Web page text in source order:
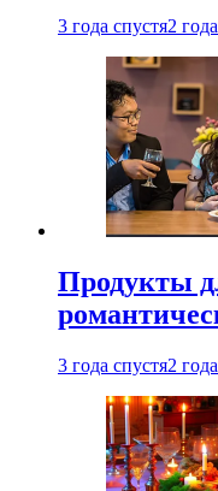
3 года спустя2
Продукты
3 года спустя2